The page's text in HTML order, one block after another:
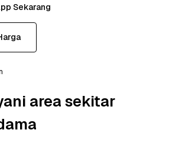
Sekarang
area sekitar